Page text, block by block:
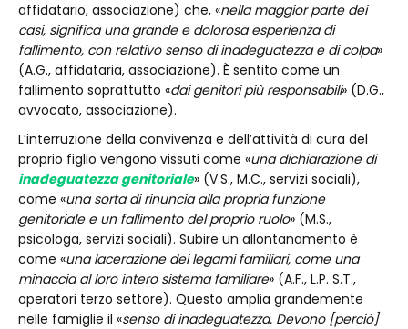
affidatario, associazione) che, «nella maggior parte dei
casi, significa una grande e dolorosa esperienza di
fallimento, con relativo senso di inadeguatezza e di colpa»
(A.G., affidataria, associazione). È sentito come un
fallimento soprattutto «dai genitori più responsabili» (D.G.,
avvocato, associazione).
L’interruzione della convivenza e dell’attività di cura del
proprio figlio vengono vissuti come «una dichiarazione di
inadeguatezza genitoriale» (V.S., M.C., servizi sociali),
come «una sorta di rinuncia alla propria funzione
genitoriale e un fallimento del proprio ruolo» (M.S.,
psicologa, servizi sociali). Subire un allontanamento è
come «una lacerazione dei legami familiari, come una
minaccia al loro intero sistema familiare» (A.F., L.P. S.T.,
operatori terzo settore). Questo amplia grandemente
nelle famiglie il «senso di inadeguatezza. Devono [perciò]